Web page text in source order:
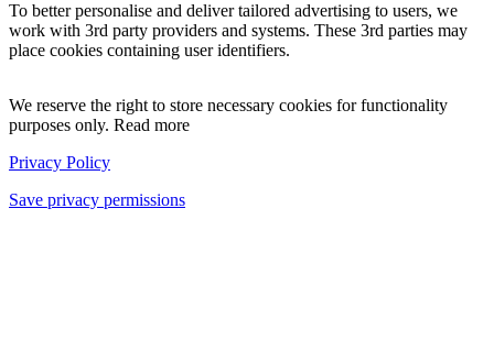
To better personalise and deliver tailored advertising to users, we
work with 3rd party providers and systems. These 3rd parties may
place cookies containing user identifiers.
We reserve the right to store necessary cookies for functionality
purposes only. Read more
Privacy Policy
Save privacy permissions